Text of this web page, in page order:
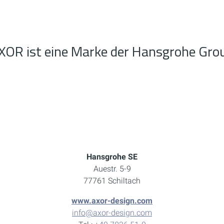
ist eine Marke der Hansgrohe
Hansgrohe SE
Auestr. 5-9
77761 Schiltach
www.axor-design.com
info@axor-design.com